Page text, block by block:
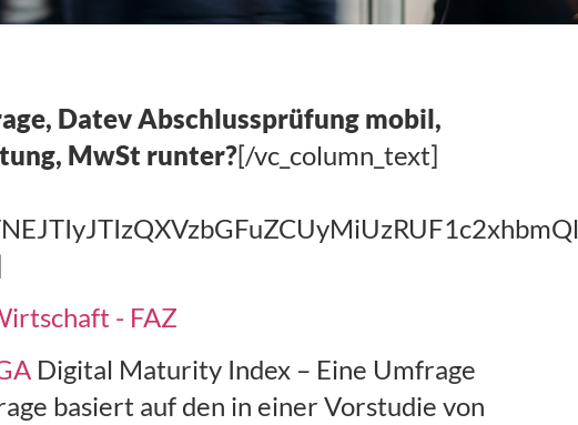
Datev Abschlussprüfung mobil,
MwSt runter?[/vc_column_text]
- FAZ
Digital Maturity Index – Eine Umfrage
basiert auf den in einer Vorstudie von